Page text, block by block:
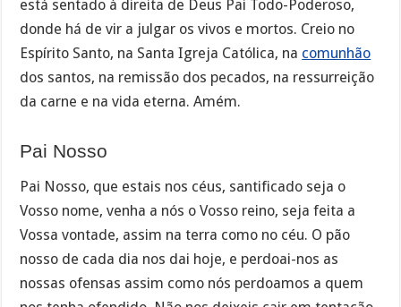
está sentado à direita de Deus Pai Todo-Poderoso,
donde há de vir a julgar os vivos e mortos. Creio no
Espírito Santo, na Santa Igreja Católica, na comunhão
dos santos, na remissão dos pecados, na ressurreição
da carne e na vida eterna. Amém.
Pai Nosso
Pai Nosso, que estais nos céus, santificado seja o
Vosso nome, venha a nós o Vosso reino, seja feita a
Vossa vontade, assim na terra como no céu. O pão
nosso de cada dia nos dai hoje, e perdoai-nos as
nossas ofensas assim como nós perdoamos a quem